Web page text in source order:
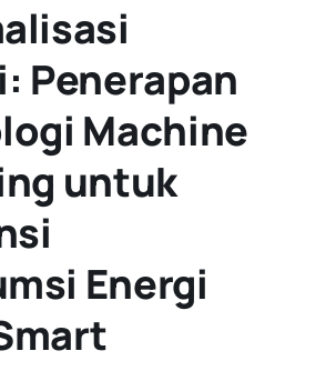
Penerapan
Machine
untuk
Energi